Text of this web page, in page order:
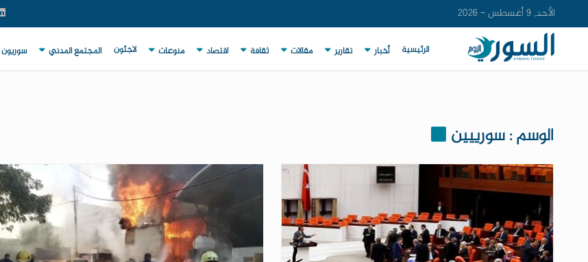
الأحد, 9 أغسطس - 2026
الرئيسية أخبار تقارير مقالات ثقافة اقتصاد منوعات لاجئون المجتمع المدني سوريون
الوسم : سورييين